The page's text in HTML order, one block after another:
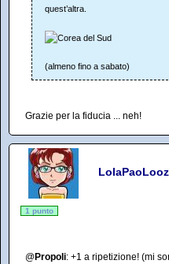
quest’altra.
(almeno fino a sabato)
Grazie per la fiducia ... neh!
1 punto
@Propoli: +1 a ripetizione! (mi